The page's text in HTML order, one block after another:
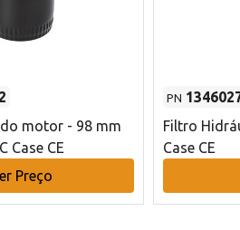
motor - 98 mm
Case CE
Preço
PN
Filtro
Case CE